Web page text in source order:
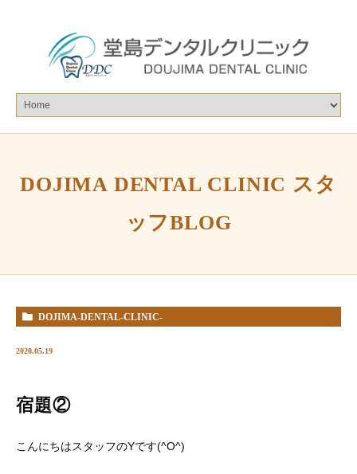
DOJIMA DENTAL CLINIC スタ
ッフBLOG
DOJIMA-DENTAL-CLINIC-
2020.05.19
宿題②
こんにちはスタッフのYです(^O^)